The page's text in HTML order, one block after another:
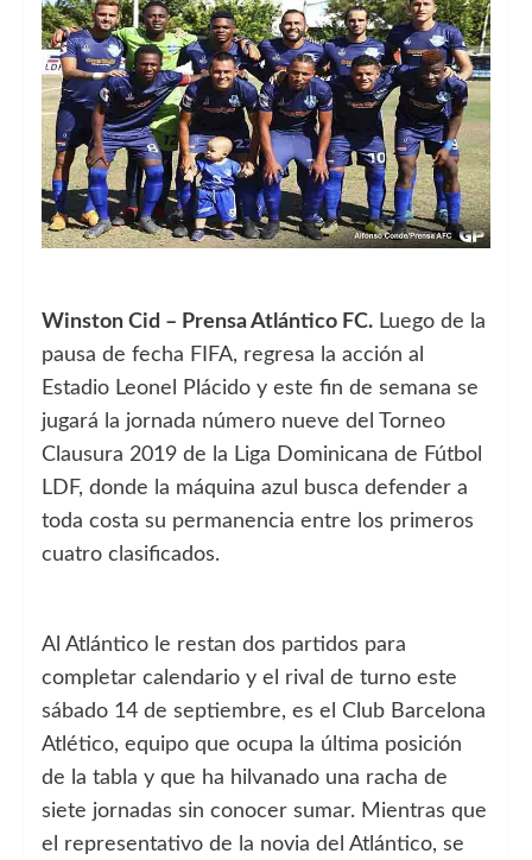
Winston Cid – Prensa Atlántico FC. Luego de la
pausa de fecha FIFA, regresa la acción al
Estadio Leonel Plácido y este fin de semana se
jugará la jornada número nueve del Torneo
Clausura 2019 de la Liga Dominicana de Fútbol
LDF, donde la máquina azul busca defender a
toda costa su permanencia entre los primeros
cuatro clasificados.
Al Atlántico le restan dos partidos para
completar calendario y el rival de turno este
sábado 14 de septiembre, es el Club Barcelona
Atlético, equipo que ocupa la última posición
de la tabla y que ha hilvanado una racha de
siete jornadas sin conocer sumar. Mientras que
el representativo de la novia del Atlántico, se